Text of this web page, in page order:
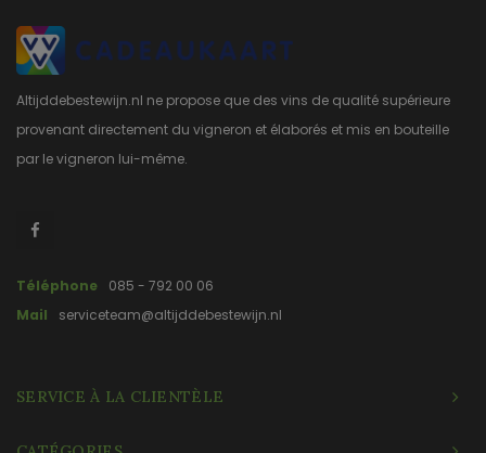
Altijddebestewijn.nl ne propose que des vins de qualité supérieure
provenant directement du vigneron et élaborés et mis en bouteille
par le vigneron lui-même.
Téléphone
085 - 792 00 06
Mail
serviceteam@altijddebestewijn.nl
SERVICE À LA CLIENTÈLE